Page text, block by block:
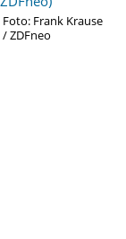
Foto: Frank Krause
/ ZDFneo